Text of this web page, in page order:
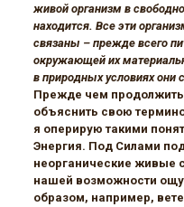
живой организм в
находится. Все эти
связаны – прежде всего
окружающей их
в природных условиях они
Прежде чем продолжить
объяснить свою
я оперирую такими
Энергия. Под Силами
неорганические живые
нашей возможности
образом, например,